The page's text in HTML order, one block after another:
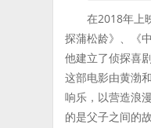
在2018年上
探蒲松龄》、《
他建立了侦探喜
这部电影由黄渤
响乐，以营造浪
的是父子之间的